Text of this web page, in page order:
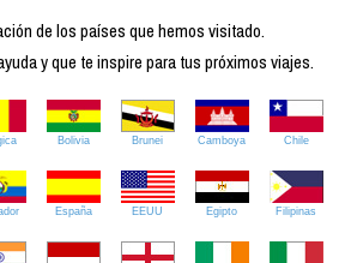
de los países que hemos visitado.
y que te inspire para tus próximos viajes.
Bolivia Brunei Camboya Chile
España EEUU Egipto Filipinas